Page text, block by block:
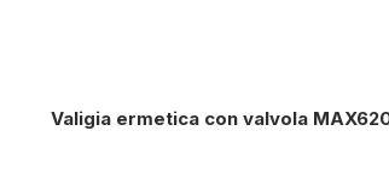
Valigia ermetica con valvola